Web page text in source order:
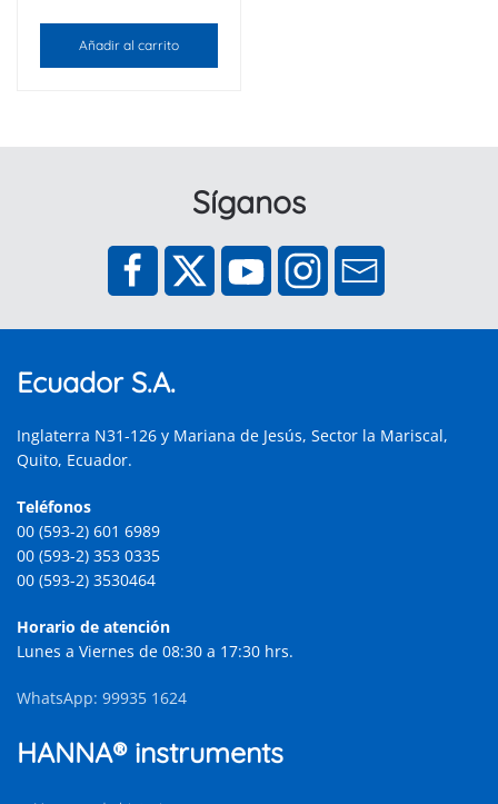
Añadir al carrito
Síganos
Ecuador S.A.
Inglaterra N31-126 y Mariana de Jesús, Sector la Mariscal,
Quito, Ecuador.
Teléfonos
00 (593-2) 601 6989
00 (593-2) 353 0335
00 (593-2) 3530464
Horario de atención
Lunes a Viernes de 08:30 a 17:30 hrs.
WhatsApp: 99935 1624
HANNA® instruments